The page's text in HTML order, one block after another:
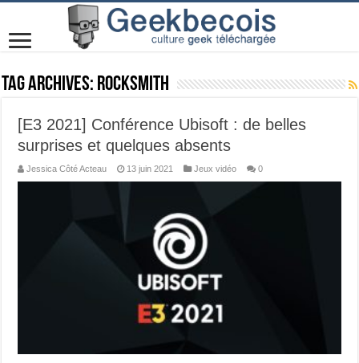
Tag Archives: Rocksmith
[E3 2021] Conférence Ubisoft : de belles
surprises et quelques absents
Jessica Côté Acteau 13 juin 2021 Jeux vidéo 0